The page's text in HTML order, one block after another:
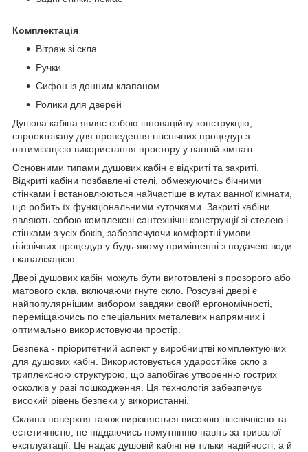
Комплектація
Вітраж зі скла
Ручки
Сифон із донним клапаном
Ролики для дверей
Душова кабіна являє собою інноваційну конструкцію,
спроектовану для проведення гігієнічних процедур з
оптимізацією використання простору у ванній кімнаті.
Основними типами душових кабін є відкриті та закриті.
Відкриті кабіни позбавлені стелі, обмежуючись бічними
стінками і встановлюються найчастіше в кутах ванної кімнати,
що робить їх функціональними куточками. Закриті кабіни
являють собою комплексні сантехнічні конструкції зі стелею і
стінками з усіх боків, забезпечуючи комфортні умови
гігієнічних процедур у будь-якому приміщенні з подачею води
і каналізацією.
Двері душових кабін можуть бути виготовлені з прозорого або
матового скла, включаючи гнуте скло. Розсувні двері є
найпопулярнішим вибором завдяки своїй ергономічності,
переміщаючись по спеціальних металевих напрямних і
оптимально використовуючи простір.
Безпека - пріоритетний аспект у виробництві комплектуючих
для душових кабін. Використовується ударостійке скло з
триплексною структурою, що запобігає утворенню гострих
осколків у разі пошкодження. Ця технологія забезпечує
високий рівень безпеки у використанні.
Скляна поверхня також вирізняється високою гігієнічністю та
естетичністю, не піддаючись помутнінню навіть за тривалої
експлуатації. Це надає душовій кабіні не тільки надійності, а й